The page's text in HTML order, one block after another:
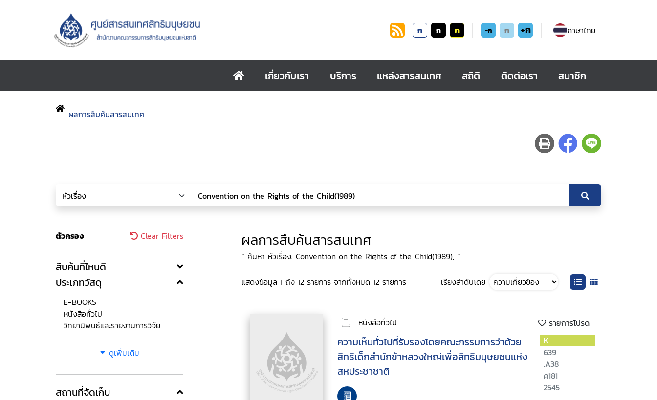
ก ก ก -ก ก +ก ภาษาไทย
เกี่ยวกับเรา บริการ แหล่งสารสนเทศ สถิติ ติดต่อเรา สมาชิก
ผลการสืบค้นสารสนเทศ
ตัวกรอง Clear Filters
สืบค้นที่ไหนดี
ประเภทวัสดุ
E-BOOKS
หนังสือทั่วไป
วิทยานิพนธ์และรายงานการวิจัย
ดูเพิ่มเติม
สถานที่จัดเก็บ
ผลการสืบค้นสารสนเทศ
“ ค้นหา หัวเรื่อง: Convention on the Rights of the Child(1989), ”
แสดงข้อมูล 1 ถึง 12 รายการ จากทั้งหมด 12 รายการ เรียงลำดับโดย
หนังสือทั่วไป รายการโปรด
ความเห็นทั่วไปที่รับรองโดยคณะกรรมการว่าด้วย
สิทธิเด็กสำนักข้าหลวงใหญ่เพื่อสิทธิมนุษยชนแห่ง
สหประชาชาติ
K
639
.A38
ค181
2545